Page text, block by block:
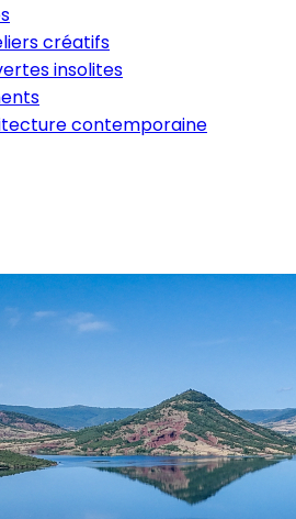
créatifs
insolites
contemporaine